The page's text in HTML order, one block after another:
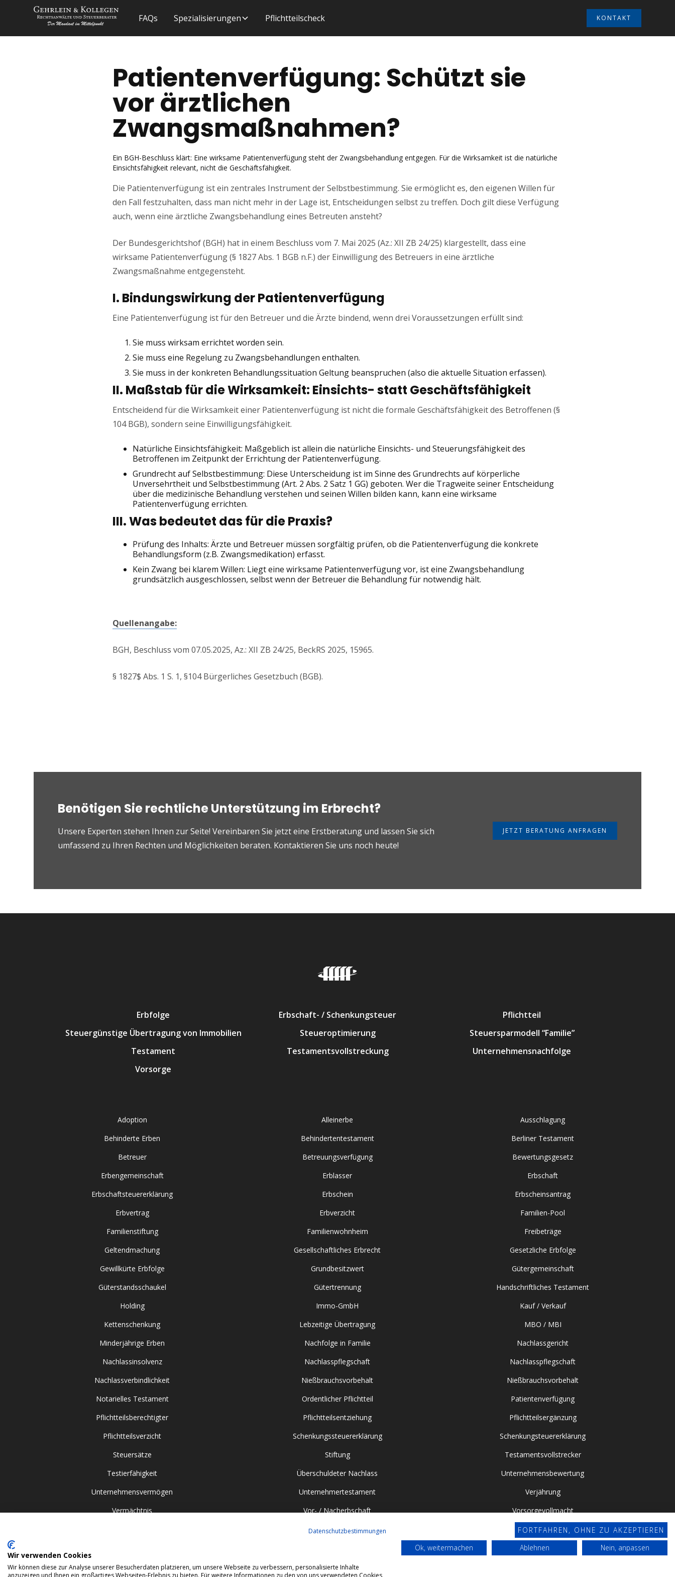
FAQs Spezialisierungen Pflichtteilscheck KONTAKT
Patientenverfügung: Schützt sie
vor ärztlichen
Zwangsmaßnahmen?
Ein BGH-Beschluss klärt: Eine wirksame Patientenverfügung steht der Zwangsbehandlung entgegen. Für die Wirksamkeit ist die natürliche
Einsichtsfähigkeit relevant, nicht die Geschäftsfähigkeit.
Die Patientenverfügung ist ein zentrales Instrument der Selbstbestimmung. Sie ermöglicht es, den eigenen Willen für
den Fall festzuhalten, dass man nicht mehr in der Lage ist, Entscheidungen selbst zu treffen. Doch gilt diese Verfügung
auch, wenn eine ärztliche Zwangsbehandlung eines Betreuten ansteht?
Der Bundesgerichtshof (BGH) hat in einem Beschluss vom 7. Mai 2025 (Az.: XII ZB 24/25) klargestellt, dass eine
wirksame Patientenverfügung (§ 1827 Abs. 1 BGB n.F.) der Einwilligung des Betreuers in eine ärztliche
Zwangsmaßnahme entgegensteht.
I. Bindungswirkung der Patientenverfügung
Eine Patientenverfügung ist für den Betreuer und die Ärzte bindend, wenn drei Voraussetzungen erfüllt sind:
Sie muss wirksam errichtet worden sein.
Sie muss eine Regelung zu Zwangsbehandlungen enthalten.
Sie muss in der konkreten Behandlungssituation Geltung beanspruchen (also die aktuelle Situation erfassen).
II. Maßstab für die Wirksamkeit: Einsichts- statt Geschäftsfähigkeit
Entscheidend für die Wirksamkeit einer Patientenverfügung ist nicht die formale Geschäftsfähigkeit des Betroffenen (§
104 BGB), sondern seine Einwilligungsfähigkeit.
Natürliche Einsichtsfähigkeit: Maßgeblich ist allein die natürliche Einsichts- und Steuerungsfähigkeit des
Betroffenen im Zeitpunkt der Errichtung der Patientenverfügung.
Grundrecht auf Selbstbestimmung: Diese Unterscheidung ist im Sinne des Grundrechts auf körperliche
Unversehrtheit und Selbstbestimmung (Art. 2 Abs. 2 Satz 1 GG) geboten. Wer die Tragweite seiner Entscheidung
über die medizinische Behandlung verstehen und seinen Willen bilden kann, kann eine wirksame
Patientenverfügung errichten.
III. Was bedeutet das für die Praxis?
Prüfung des Inhalts: Ärzte und Betreuer müssen sorgfältig prüfen, ob die Patientenverfügung die konkrete
Behandlungsform (z.B. Zwangsmedikation) erfasst.
Kein Zwang bei klarem Willen: Liegt eine wirksame Patientenverfügung vor, ist eine Zwangsbehandlung
grundsätzlich ausgeschlossen, selbst wenn der Betreuer die Behandlung für notwendig hält.
Quellenangabe:
BGH, Beschluss vom 07.05.2025, Az.: XII ZB 24/25, BeckRS 2025, 15965.
§ 1827$ Abs. 1 S. 1, §104 Bürgerliches Gesetzbuch (BGB).
Benötigen Sie rechtliche Unterstützung im Erbrecht?
Unsere Experten stehen Ihnen zur Seite! Vereinbaren Sie jetzt eine Erstberatung und lassen Sie sich
umfassend zu Ihren Rechten und Möglichkeiten beraten. Kontaktieren Sie uns noch heute!
JETZT BERATUNG ANFRAGEN
Erbfolge Erbschaft- / Schenkungsteuer
Pflichtteil
Steuergünstige Übertragung von Immobilien
Steueroptimierung
Steuersparmodell “Familie”
Testament
Testamentsvollstreckung
Unternehmensnachfolge
Vorsorge
Adoption Alleinerbe
Ausschlagung
Behinderte Erben
Behindertentestament
Berliner Testament
Betreuer
Betreuungsverfügung
Bewertungsgesetz
Erbengemeinschaft
Erblasser
Erbschaft
Erbschaftsteuererklärung
Erbschein
Erbscheinsantrag
Erbvertrag
Erbverzicht
Familien-Pool
Familienstiftung
Familienwohnheim
Freibeträge
Geltendmachung
Gesellschaftliches Erbrecht
Gesetzliche Erbfolge
Gewillkürte Erbfolge
Grundbesitzwert
Gütergemeinschaft
Güterstandsschaukel
Gütertrennung
Handschriftliches Testament
Holding
Immo-GmbH
Kauf / Verkauf
Kettenschenkung
Lebzeitige Übertragung
MBO / MBI
Minderjährige Erben
Nachfolge in Familie
Nachlassgericht
Nachlassinsolvenz
Nachlasspflegschaft
Nachlasspflegschaft
Nachlassverbindlichkeit
Nießbrauchsvorbehalt
Nießbrauchsvorbehalt
Notarielles Testament
Ordentlicher Pflichtteil
Patientenverfügung
Pflichtteilsberechtigter
Pflichtteilsentziehung
Pflichtteilsergänzung
Pflichtteilsverzicht
Schenkungssteuererklärung
Schenkungsteuererklärung
Steuersätze
Stiftung
Testamentsvollstrecker
Testierfähigkeit
Überschuldeter Nachlass
Unternehmensbewertung
Unternehmensvermögen
Unternehmertestament
Verjährung
Vermächtnis
Vor- / Nacherbschaft
Vorsorgevollmacht
© 2024 Gehrlein & Kollegen GbR. All rights reserved. Datenschutz Impressum Webdesign by Conviso
FORTFAHREN, OHNE ZU AKZEPTIEREN
Datenschutzbestimmungen
Wir verwenden Cookies
Wir können diese zur Analyse unserer Besucherdaten platzieren, um unsere Webseite zu verbessern, personalisierte Inhalte
anzuzeigen und Ihnen ein großartiges Webseiten-Erlebnis zu bieten. Für weitere Informationen zu den von uns verwendeten Cookies
Ok, weitermachen Ablehnen Nein, anpassen